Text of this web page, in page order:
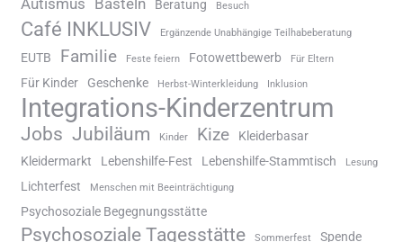
Autismus Basteln Beratung Besuch
Café INKLUSIV Ergänzende Unabhängige Teilhabeberatung
EUTB Familie Feste feiern Fotowettbewerb Für Eltern
Für Kinder Geschenke Herbst-Winterkleidung Inklusion
Integrations-Kinderzentrum
Jobs Jubiläum Kinder Kize
Kleiderbasar
Kleidermarkt
Lebenshilfe-Fest Lebenshilfe-Stammtisch Lesung
Lichterfest Menschen mit Beeinträchtigung
Psychosoziale Begegnungsstätte
Psychosoziale Tagesstätte Sommerfest Spende